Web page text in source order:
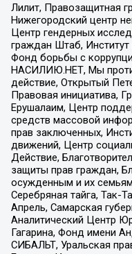
Лилит, Правозащитная
Нижегородский центр
Центр гендерных
граждан Штаб, Институт
Фонд борьбы с
НАСИЛИЮ.НЕТ, Мы
действие, Открытый
Правовая инициатива,
Ерушалаим, Центр
средств массовой
прав заключенных,
движений, Центр
Действие,
защиты прав граждан,
осужденным и их
Серебряная тайга, Так-
Апрель, Самарская
Аналитический Центр
Гагарина, Фонд имени
СИБАЛЬТ, Уральская